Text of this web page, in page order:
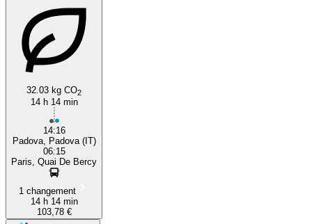
32.03 kg CO2
14 h 14 min
14:16
Padova, Padova (IT)
06:15
Paris, Quai De Bercy
1 changement
14 h 14 min
103,78 €